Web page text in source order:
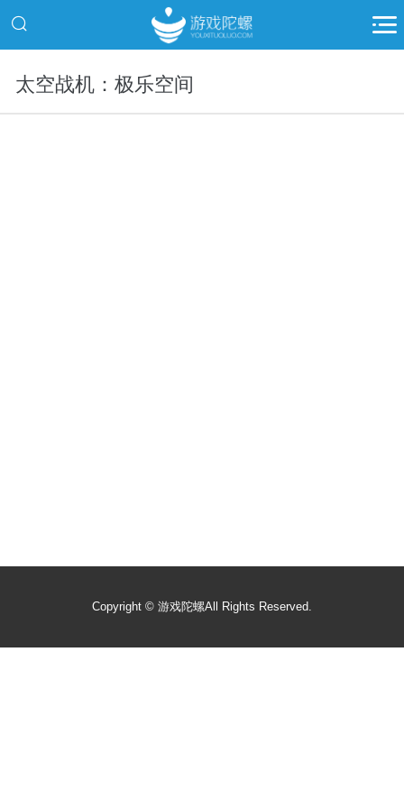
太空战机：极乐空间
Copyright © 游戏陀螺All Rights Reserved.